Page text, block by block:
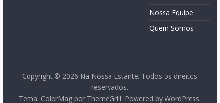
Nossa Equipe
Quem Somos
Copyright © 2026 Na Nossa Estante. Todos os direitos
reservados.
Tema: ColorMag por ThemeGrill. Powered byWordPress.